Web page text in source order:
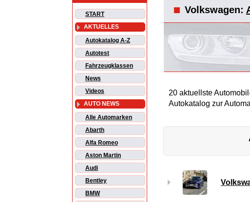
START
AKTUELLES
Autokatalog A-Z
Autotest
Fahrzeugklassen
News
Videos
AUTO NEWS
Alle Automarken
Abarth
Alfa Romeo
Aston Martin
Audi
Bentley
BMW
Volkswagen:
20 aktuellste
Autokatalog zur